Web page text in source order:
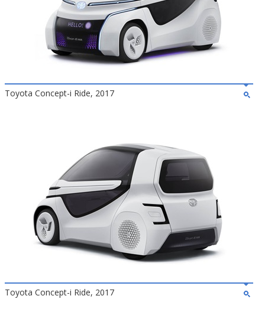
Toyota Concept-i Ride, 2017
Toyota Concept-i Ride, 2017